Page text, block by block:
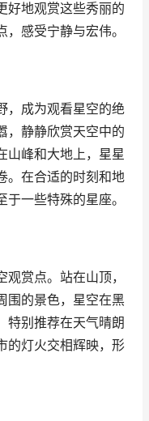
好地观赏这些秀丽的
感受宁静与宏伟。
，成为观看星空的绝
，静静欣赏天空中的
山峰和大地上，星星
。在合适的时刻和地
一些特殊的星座。
赏点。站在山顶，
围的景色，星空在黑
特别推荐在天气晴朗
的灯火交相辉映，形